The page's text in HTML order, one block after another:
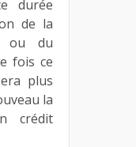
durée
de la
ou du
fois ce
plus
la
crédit